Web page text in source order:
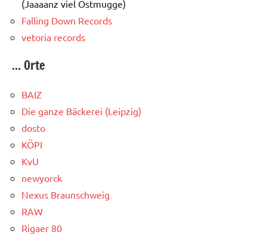
(Jaaaanz viel Ostmugge)
Falling Down Records
vetoria records
... Orte
BAIZ
Die ganze Bäckerei (Leipzig)
dosto
KÖPI
KvU
newyorck
Nexus Braunschweig
RAW
Rigaer 80